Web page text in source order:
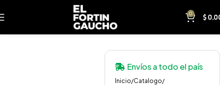
0 $
Inicio Catalogo
Envíos a todo el país